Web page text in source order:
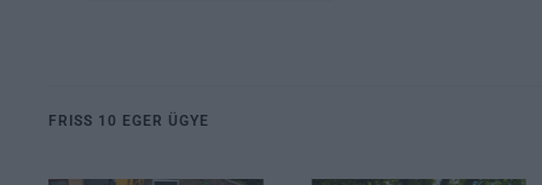
FRISS 10 EGER ÜGYE